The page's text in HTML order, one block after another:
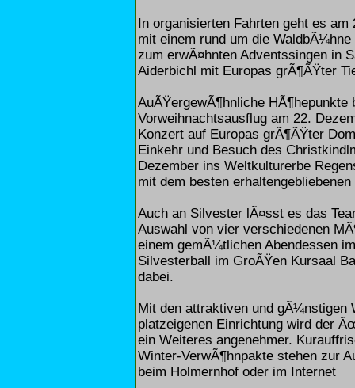
In organisierten Fahrten geht es
mit einem rund um die
zum erwÃ¤hnten Adventssingen in
Aiderbichl mit Europas grÃ¶ÃŸter
AuÃŸergewÃ¶hnliche
Vorweihnachtsausflug am 22.
Konzert auf Europas grÃ¶ÃŸter
Einkehr und Besuch des
Dezember ins Weltkulturerbe
mit dem besten
Auch an Silvester lÃ¤sst es das
Auswahl von vier verschiedenen
einem gemÃ¼tlichen Abendessen
Silvesterball im GroÃŸen Kursaal
dabei.
Mit den attraktiven und gÃ¼nstigen
platzeigenen Einrichtung wird der
ein Weiteres angenehmer.
Winter-VerwÃ¶hnpakte stehen zur
beim Holmernhof oder im Internet